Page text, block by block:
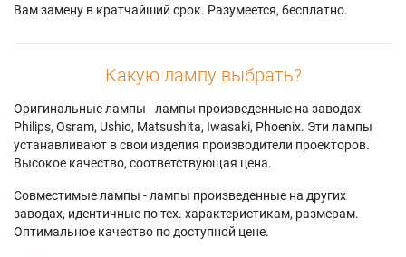
Вам замену в кратчайший срок. Разумеется, бесплатно.
Какую лампу выбрать?
Оригинальные лампы - лампы произведенные на заводах
Philips, Osram, Ushio, Matsushita, Iwasaki, Phoenix. Эти лампы
устанавливают в свои изделия производители проекторов.
Высокое качество, соответствующая цена.
Совместимые лампы - лампы произведенные на других
заводах, идентичные по тех. характеристикам, размерам.
Оптимальное качество по доступной цене.